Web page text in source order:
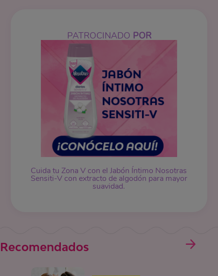
PATROCINADO POR
Cuida tu Zona V con el Jabón Íntimo Nosotras
Sensiti-V con extracto de algodón para mayor
suavidad.
Recomendados